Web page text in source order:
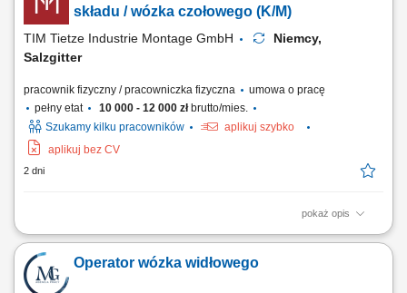
towarowych; Skanowanie, weryfikacja i przygotowywanie pakietów
wysyłkowych zgodnie ze specyfikacją; Optymalne...
składu / wózka czołowego (K/M)
TIM Tietze Industrie Montage GmbH
Niemcy,
Salzgitter
pracownik fizyczny / pracowniczka fizyczna
umowa o pracę
pełny etat
10 000 - 12 000 złbrutto/mies.
Szukamy kilku pracowników
aplikuj szybko
aplikuj bez CV
2 dni
pokaż opis
Zadania: obsługa wózków widłowych wysokiego składu; obsługa
wózków czołowych (frontowych) transport oraz składowanie części do
wagonów kolejowych; załadunek i rozładunek towarów; przestrzeganie
zasad bezpieczeństwa oraz obowiązujących procedur;
Operator wózka widłowego